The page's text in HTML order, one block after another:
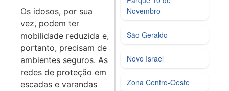
Os idosos, por sua
vez, podem ter
mobilidade reduzida e,
portanto, precisam de
ambientes seguros. As
redes de proteção em
escadas e varandas
Novembro
São Geraldo
Novo Israel
Zona Centro‑Oeste